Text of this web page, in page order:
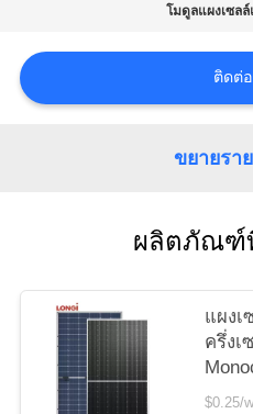
POLICY
โมดูลแผงเซล
ติดต่อ
ขยายรา
ผลิตภัณฑ์
แผง
ครึ่งเ